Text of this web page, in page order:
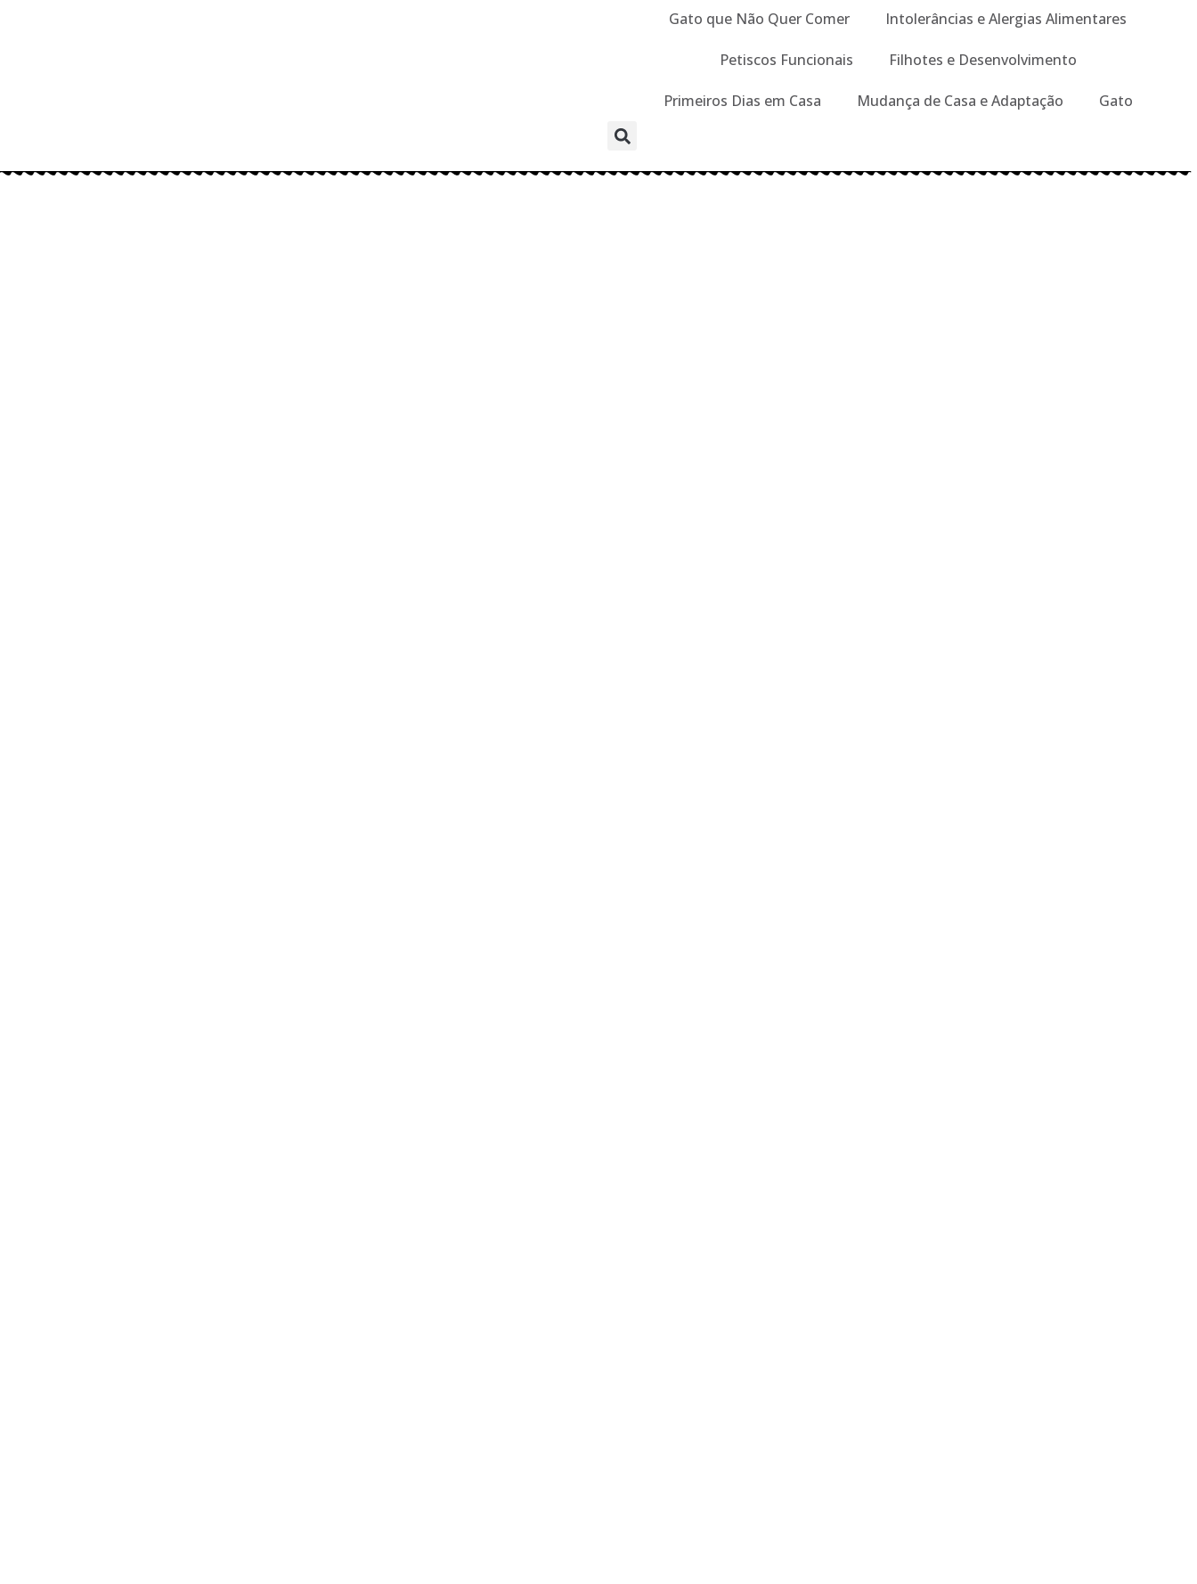
Gato que Não Quer Comer Intolerâncias e Alergias Alimentares
Petiscos Funcionais Filhotes e Desenvolvimento
Primeiros Dias em Casa Mudança de Casa e Adaptação Gato